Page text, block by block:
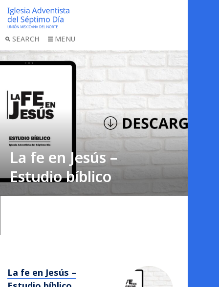
SEARCH MENU
La fe en Jesús –
Estudio bíblico
La fe en Jesús –